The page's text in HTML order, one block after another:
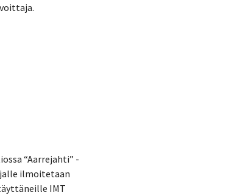
“Aarrejahti” -
ilmoitetaan
IMT